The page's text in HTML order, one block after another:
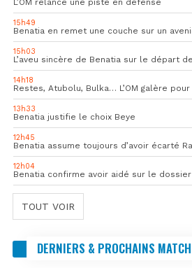
15h49
Benatia en remet une couche sur un
15h03
L’aveu sincère de Benatia sur le départ
14h18
13h33
Benatia justifie le choix Beye
12h45
Benatia assume toujours d’avoir écarté
12h04
Benatia confirme avoir aidé sur le
TOUT VOIR
DERNIERS & PROCHAINS